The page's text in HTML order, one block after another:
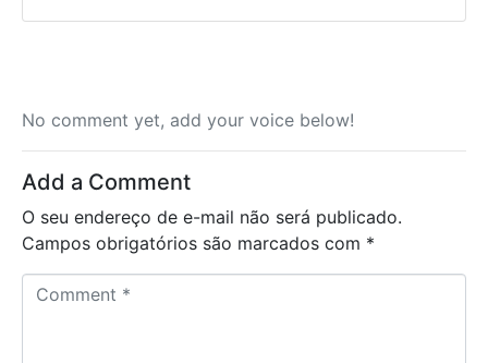
No comment yet, add your voice below!
Add a Comment
O seu endereço de e-mail não será publicado.
Campos obrigatórios são marcados com *